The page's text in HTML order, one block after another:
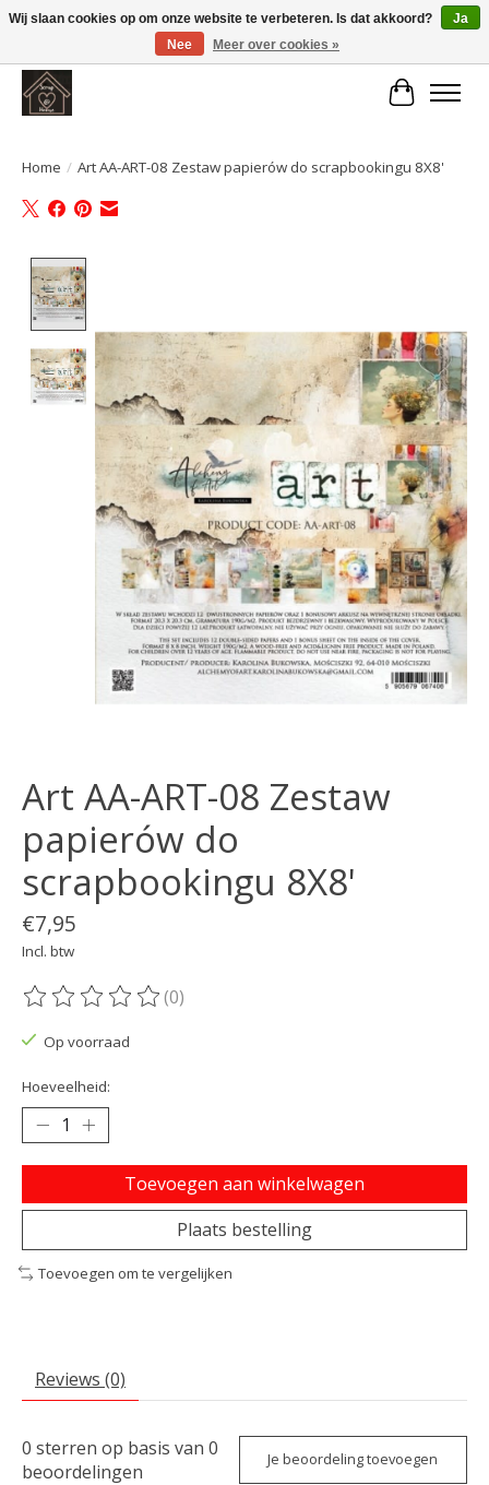
Large selection of products and fast shipping!
Home / Art AA-ART-08 Zestaw papierów do scrapbookingu 8X8'
Art AA-ART-08 Zestaw
papierów do
scrapbookingu 8X8'
€7,95
Incl. btw
De beoordeling van dit product is
(0)
Op voorraad
Hoeveelheid:
Toevoegen aan winkelwagen
Plaats bestelling
Toevoegen om te vergelijken
Reviews (0)
0 sterren op basis van 0
beoordelingen
Je beoordeling toevoegen
Wij slaan cookies op om onze website te verbeteren. Is dat akkoord?
Ja
Nee
Meer over cookies »